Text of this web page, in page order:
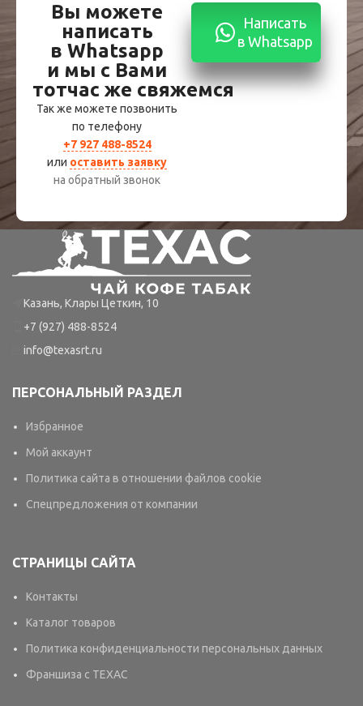
Вы можете
написать
в Whatsapp
и мы с Вами
тотчас же свяжемся
Так же можете позвонить
по телефону
+7 927 488-8524
или оставить заявку
на обратный звонок
Написать
в Whatsapp
Казань, Клары Цеткин, 10
+7 (927) 488-8524
info@texasrt.ru
ПЕРСОНАЛЬНЫЙ РАЗДЕЛ
Избранное
Мой аккаунт
Политика сайта в отношении файлов cookie
Спецпредложения от компании
СТРАНИЦЫ САЙТА
Контакты
Каталог товаров
Политика конфиденциальности персональных данных
Франшиза с TEXAC